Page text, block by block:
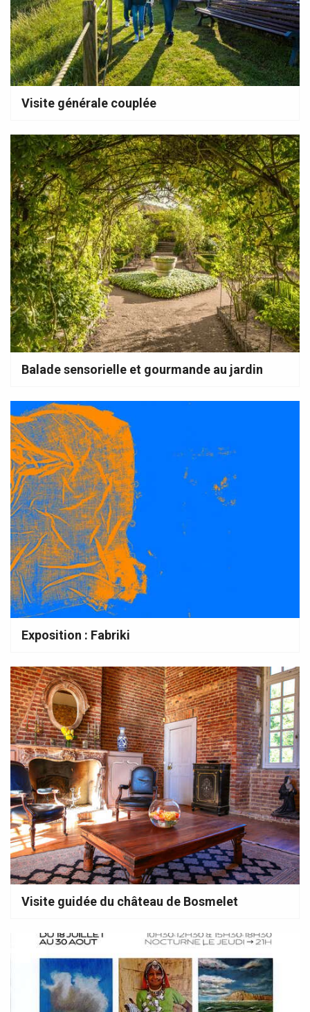
Visite générale couplée
Balade sensorielle et gourmande au jardin
Exposition : Fabriki
Visite guidée du château de Bosmelet